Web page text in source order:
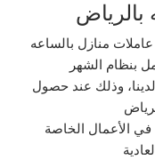
بالرياض
منازل بالساعه
بنظام الشهر
وذلك عند حصول
في الأعمال الخاصة